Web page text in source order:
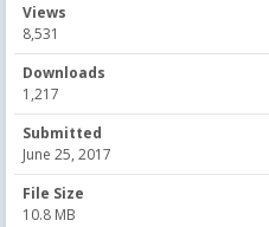
Views
8,531
Downloads
1,217
Submitted
June 25, 2017
File Size
10.8 MB